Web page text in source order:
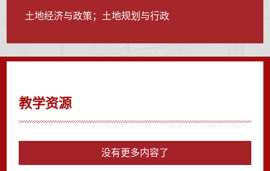
土地经济与政策；土地规划与行政
教学资源
没有更多内容了